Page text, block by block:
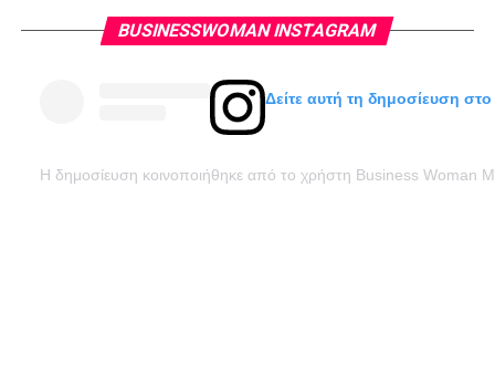
BUSINESSWOMAN INSTAGRAM
Δείτε αυτή τη δημοσίευση
Η δημοσίευση κοινοποιήθηκε από το χρήστη Business Woman